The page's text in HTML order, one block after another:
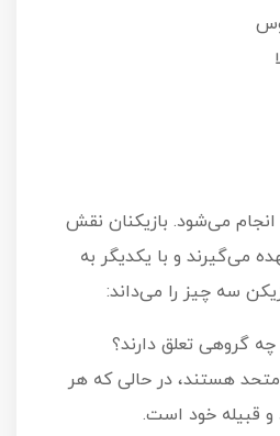
تا 30 دقیقه انجام می‌شود. بازیکنان نقش
می‌گیرند و با یکدیگر به
سه چیز را می‌داند:
گروهی تعلق دارند؟
هستند، در حالی که هر
قبیله خود است.